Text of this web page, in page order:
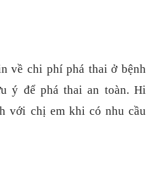
về chi phí phá thai ở bệnh
ý để phá thai an toàn. Hi
với chị em khi có nhu cầu